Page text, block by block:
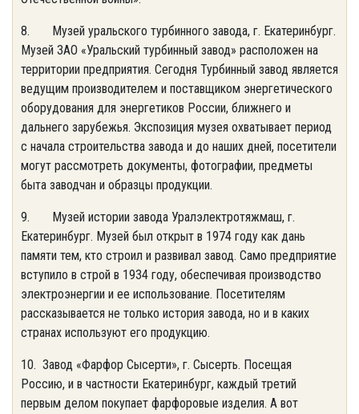
8. Музей уральского турбинного завода, г. Екатеринбург.
Музей ЗАО «Уральский турбинный завод» расположен на
территории предприятия. Сегодня Турбинный завод является
ведущим производителем и поставщиком энергетического
оборудования для энергетиков России, ближнего и
дальнего зарубежья. Экспозиция музея охватывает период
с начала строительства завода и до наших дней, посетители
могут рассмотреть документы, фотографии, предметы
быта заводчан и образцы продукции.
9. Музей истории завода Уралэлектротяжмаш, г.
Екатеринбург. Музей был открыт в 1974 году как дань
памяти тем, кто строил и развивал завод. Само предприятие
вступило в строй в 1934 году, обеспечивая производство
электроэнергии и ее использование. Посетителям
рассказывается не только история завода, но и в каких
странах используют его продукцию.
10. Завод «Фарфор Сысерти», г. Сысерть. Посещая
Россию, и в частности Екатеринбург, каждый третий
первым делом покупает фарфоровые изделия. А вот